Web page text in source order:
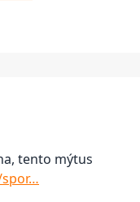
tento mýtus